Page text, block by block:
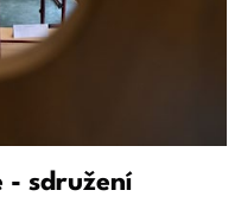
- sdružení